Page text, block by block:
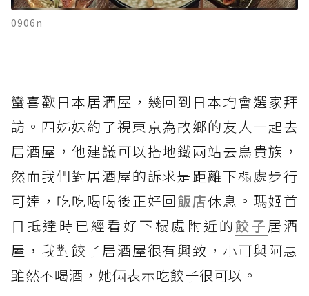
0906n
蠻喜歡日本居酒屋，幾回到日本均會選家拜
訪。四姊妹約了視東京為故鄉的友人一起去
居酒屋，他建議可以搭地鐵兩站去鳥貴族，
然而我們對居酒屋的訴求是距離下榻處步行
可達，吃吃喝喝後正好回飯店休息。瑪姬首
日抵達時已經看好下榻處附近的餃子居酒
屋，我對餃子居酒屋很有興致，小可與阿惠
雖然不喝酒，她倆表示吃餃子很可以。